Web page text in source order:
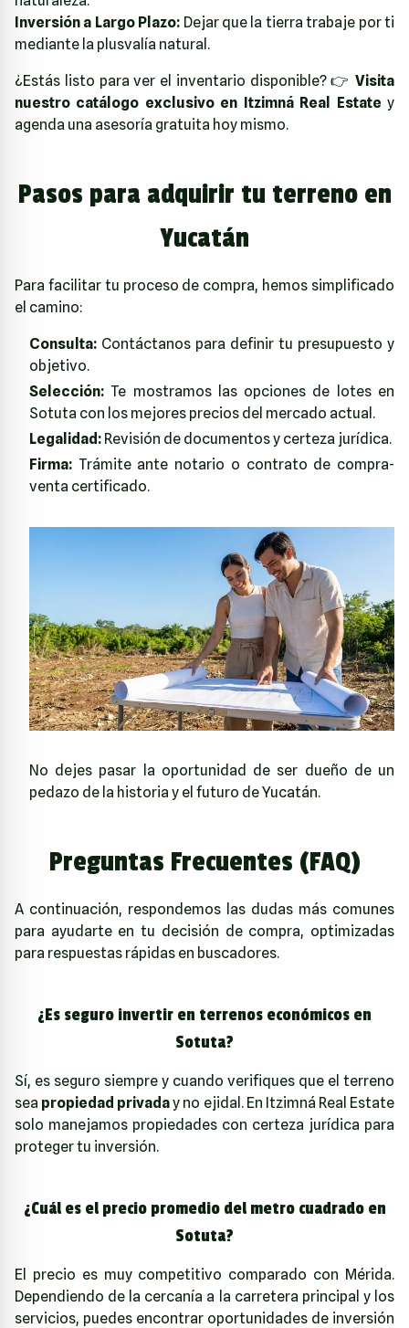
Inversión a Largo Plazo: Dejar que la tierra trabaje por ti
mediante la plusvalía natural.
¿Estás listo para ver el inventario disponible? 👉 Visita
nuestro catálogo exclusivo en Itzimná Real Estate y
agenda una asesoría gratuita hoy mismo.
Pasos para adquirir tu terreno en
Yucatán
Para facilitar tu proceso de compra, hemos simplificado
el camino:
Consulta: Contáctanos para definir tu presupuesto y
objetivo.
Selección: Te mostramos las opciones de lotes en
Sotuta con los mejores precios del mercado actual.
Legalidad: Revisión de documentos y certeza jurídica.
Firma: Trámite ante notario o contrato de compra-
venta certificado.
No dejes pasar la oportunidad de ser dueño de un
pedazo de la historia y el futuro de Yucatán.
Preguntas Frecuentes (FAQ)
A continuación, respondemos las dudas más comunes
para ayudarte en tu decisión de compra, optimizadas
para respuestas rápidas en buscadores.
¿Es seguro invertir en terrenos económicos en
Sotuta?
Sí, es seguro siempre y cuando verifiques que el terreno
sea propiedad privaday no ejidal. En Itzimná Real Estate
solo manejamos propiedades con certeza jurídica para
proteger tu inversión.
¿Cuál es el precio promedio del metro cuadrado en
Sotuta?
El precio es muy competitivo comparado con Mérida.
Dependiendo de la cercanía a la carretera principal y los
servicios, puedes encontrar oportunidades de inversión